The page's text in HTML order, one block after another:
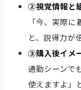
②視覚情報と
「今、実際
と、説得力が
③購入後イメ
通勤シーンで
使えますよ」